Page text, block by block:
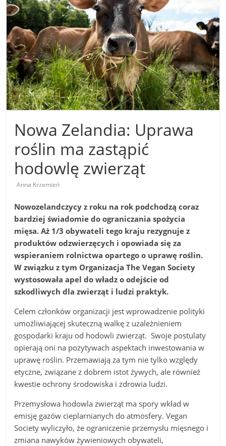
Nowa Zelandia: Uprawa
roślin ma zastąpić
hodowlę zwierząt
Anna Krzemień
Nowozelandczycy z roku na rok podchodzą coraz
bardziej świadomie do ograniczania spożycia
mięsa. Aż 1/3 obywateli tego kraju rezygnuje z
produktów odzwierzęcych i opowiada się za
wspieraniem rolnictwa opartego o uprawę roślin.
W związku z tym Organizacja The Vegan Society
wystosowała apel do władz o odejście od
szkodliwych dla zwierząt i ludzi praktyk.
Celem członków organizacji jest wprowadzenie polityki
umożliwiającej skuteczną walkę z uzależnieniem
gospodarki kraju od hodowli zwierząt. Swoje postulaty
opierają oni na pozytywach aspektach inwestowania w
uprawę roślin. Przemawiają za tym nie tylko względy
etyczne, związane z dobrem istot żywych, ale również
kwestie ochrony środowiska i zdrowia ludzi.
Przemysłowa hodowla zwierząt ma spory wkład w
emisję gazów cieplarnianych do atmosfery. Vegan
Society wyliczyło, że ograniczenie przemysłu mięsnego i
zmiana nawyków żywieniowych obywateli,